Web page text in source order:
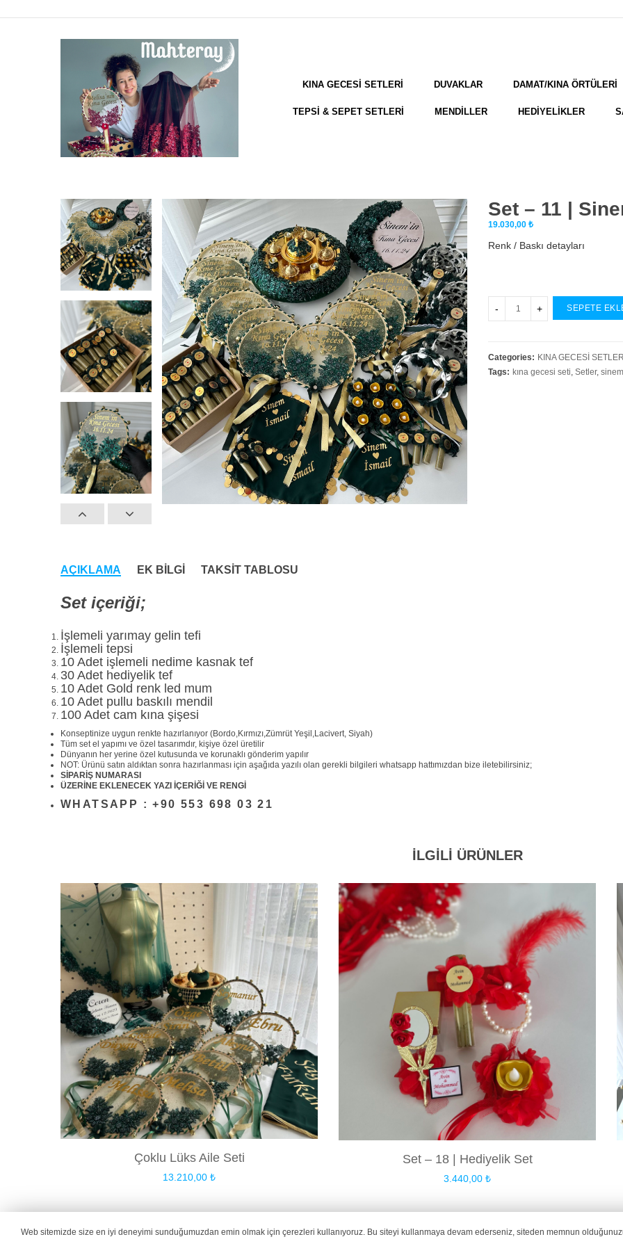
KINA GECESİ SETLERİ DUVAKLAR DAMAT/KINA ÖRTÜLERİ
TEPSİ & SEPET SETLERİ MENDİLLER HEDİYELİKLER
Set – 11 |
19.030,00 ₺
Renk / Baskı detayları
SEPETE
Categories: KINA GECESİ
Tags: kına gecesi seti Setler,
AÇIKLAMA EK BILGI TAKSIT TABLOSU
Set içeriği;
İşlemeli yarımay gelin tefi
İşlemeli tepsi
10 Adet işlemeli nedime kasnak tef
30 Adet hediyelik tef
10 Adet Gold renk led mum
10 Adet pullu baskılı mendil
100 Adet cam kına şişesi
Konseptinize uygun renkte hazırlanıyor (Bordo,Kırmızı,Zümrüt Yeşil,Lacivert, Siyah)
Tüm set el yapımı ve özel tasarımdır, kişiye özel üretilir
Dünyanın her yerine özel kutusunda ve korunaklı gönderim yapılır
NOT: Ürünü satın aldıktan sonra hazırlanması için aşağıda yazılı olan gerekli bilgileri whatsapp hattımızdan bize iletebilirsiniz;
SİPARİŞ NUMARASI
ÜZERİNE EKLENECEK YAZI İÇERİĞİ VE RENGİ
WHATSAPP : +90 553 698 03 21
İLGİLİ ÜRÜNLER
Çoklu Lüks Aile Seti
13.210,00 ₺
Set – 18 | Hediyelik Set
3.440,00 ₺
Web sitemizde size en iyi deneyimi sunduğumuzdan emin olmak için çerezleri kullanıyoruz. Bu siteyi kullanmaya devam ederseniz, siteden memnun